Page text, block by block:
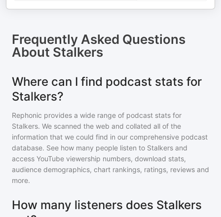
Frequently Asked Questions
About Stalkers
Where can I find podcast stats for
Stalkers?
Rephonic provides a wide range of podcast stats for
Stalkers. We scanned the web and collated all of the
information that we could find in our comprehensive podcast
database. See how many people listen to Stalkers and
access YouTube viewership numbers, download stats,
audience demographics, chart rankings, ratings, reviews and
more.
How many listeners does Stalkers